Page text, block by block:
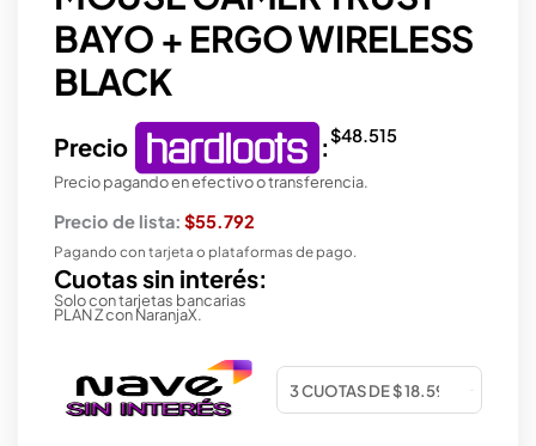
BAYO + ERGO WIRELESS
BLACK
Precio :$48.515
Precio pagando en efectivo o transferencia.
Precio de lista: $55.792
Pagando con tarjeta o plataformas de pago.
Cuotas sin interés:
Solo con tarjetas bancarias
PLAN Z con NaranjaX.